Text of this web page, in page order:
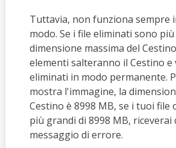
Tuttavia, non funziona sempre
modo. Se i file eliminati sono
dimensione massima del
elementi salteranno il Cestino
eliminati in modo permanente.
mostra l'immagine, la
Cestino è 8998 MB, se i tuoi file
più grandi di 8998 MB, riceverai
messaggio di errore.